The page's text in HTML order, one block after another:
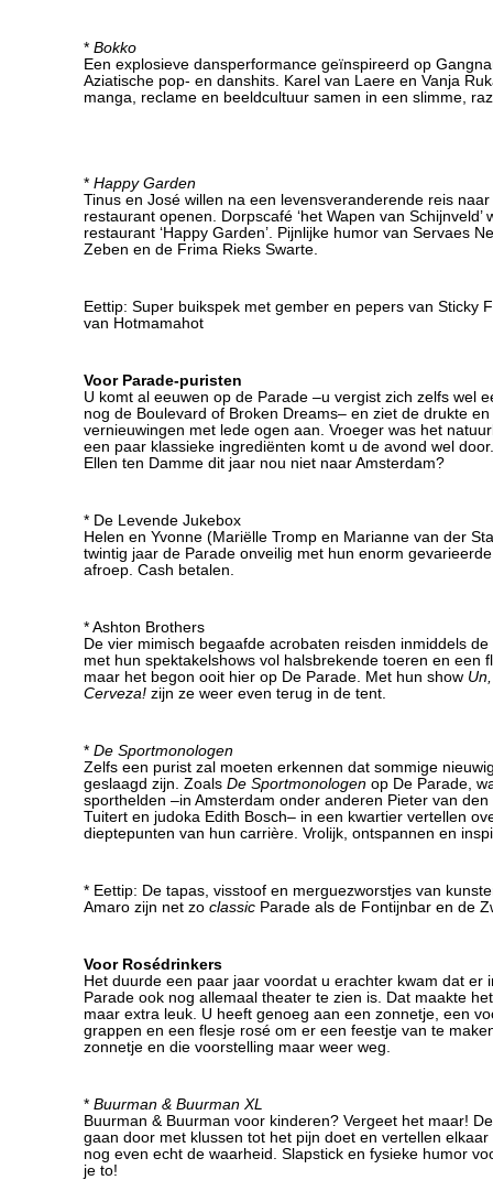
* Bokko
Een explosieve dansperformance geïnspireerd op
Aziatische pop- en danshits. Karel van Laere en Vanja
manga, reclame en beeldcultuur samen in een slimme,
* Happy Garden
Tinus en José willen na een levensveranderende reis
restaurant openen. Dorpscafé ‘het Wapen van Schijnveld’
restaurant ‘Happy Garden’. Pijnlijke humor van Servaes
Zeben en de Frima Rieks Swarte.
Eettip: Super buikspek met gember en pepers van Sticky
van Hotmamahot
Voor Parade-puristen
U komt al eeuwen op de Parade –u vergist zich zelfs wel
nog de Boulevard of Broken Dreams– en ziet de drukte
vernieuwingen met lede ogen aan. Vroeger was het
een paar klassieke ingrediënten komt u de avond wel
Ellen ten Damme dit jaar nou niet naar Amsterdam?
* De Levende Jukebox
Helen en Yvonne (Mariëlle Tromp en Marianne van der
twintig jaar de Parade onveilig met hun enorm
afroep. Cash betalen.
* Ashton Brothers
De vier mimisch begaafde acrobaten reisden inmiddels
met hun spektakelshows vol halsbrekende toeren en een
maar het begon ooit hier op De Parade. Met hun show
Cerveza! zijn ze weer even terug in de tent.
* De Sportmonologen
Zelfs een purist zal moeten erkennen dat sommige
geslaagd zijn. Zoals De Sportmonologen op De Parade,
sporthelden –in Amsterdam onder anderen Pieter van
Tuitert en judoka Edith Bosch– in een kwartier vertellen
dieptepunten van hun carrière. Vrolijk, ontspannen en
* Eettip: De tapas, visstoof en merguezworstjes van
Amaro zijn net zo classic Parade als de Fontijnbar en de
Voor Rosédrinkers
Het duurde een paar jaar voordat u erachter kwam dat er
Parade ook nog allemaal theater te zien is. Dat maakte
maar extra leuk. U heeft genoeg aan een zonnetje, een
grappen en een flesje rosé om er een feestje van te
zonnetje en die voorstelling maar weer weg.
* Buurman & Buurman XL
Buurman & Buurman voor kinderen? Vergeet het maar!
gaan door met klussen tot het pijn doet en vertellen
nog even echt de waarheid. Slapstick en fysieke humor
je to!